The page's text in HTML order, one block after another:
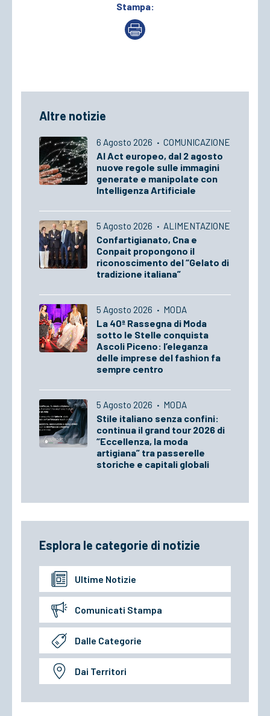
Stampa:
Altre notizie
6 Agosto 2026 · COMUNICAZIONE
AI Act europeo, dal 2 agosto
nuove regole sulle immagini
generate e manipolate con
Intelligenza Artificiale
5 Agosto 2026 · ALIMENTAZIONE
Confartigianato, Cna e
Conpait propongono il
riconoscimento del “Gelato di
tradizione italiana”
5 Agosto 2026 · MODA
La 40ª Rassegna di Moda
sotto le Stelle conquista
Ascoli Piceno: l’eleganza
delle imprese del fashion fa
sempre centro
5 Agosto 2026 · MODA
Stile italiano senza confini:
continua il grand tour 2026 di
“Eccellenza, la moda
artigiana” tra passerelle
storiche e capitali globali
Esplora le categorie di notizie
Ultime Notizie
Comunicati Stampa
Dalle Categorie
Dai Territori